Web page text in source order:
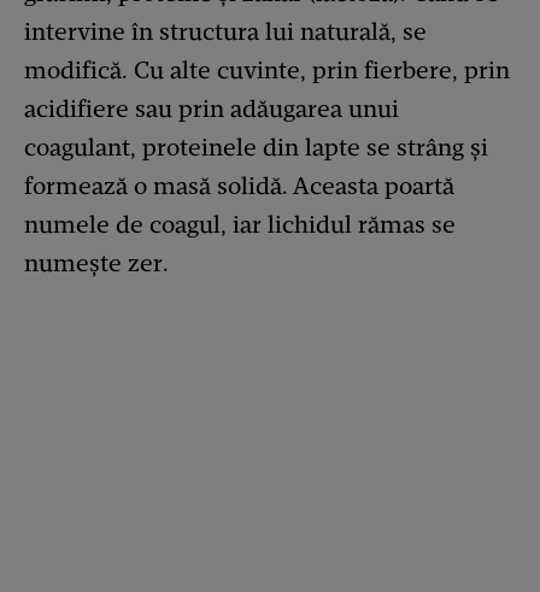
intervine în structura lui naturală, se
modifică. Cu alte cuvinte, prin fierbere, prin
acidifiere sau prin adăugarea unui
coagulant, proteinele din lapte se strâng și
formează o masă solidă. Aceasta poartă
numele de coagul, iar lichidul rămas se
numește zer.